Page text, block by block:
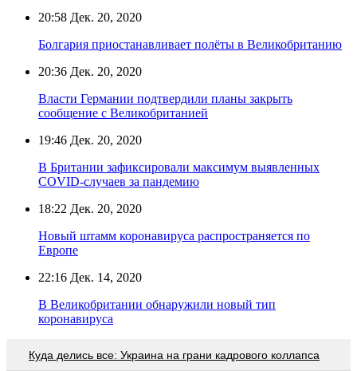
20:58 Дек. 20, 2020
Болгария приостанавливает полёты в Великобританию
20:36 Дек. 20, 2020
Власти Германии подтвердили планы закрыть
сообщение с Великобританией
19:46 Дек. 20, 2020
В Британии зафиксировали максимум выявленных
COVID-случаев за пандемию
18:22 Дек. 20, 2020
Новый штамм коронавируса распространяется по
Европе
22:16 Дек. 14, 2020
В Великобритании обнаружили новый тип
коронавируса
Куда делись все: Украина на грани кадрового коллапса